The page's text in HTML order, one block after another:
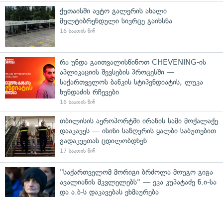
ქუთაისში ავტო გალერის ახალი
მულტიბრენდული სივრცე გაიხსნა
16 საათის წინ
რა უნდა გაითვალისწინოთ CHEVENING-ის
აპლიკაციის შევსების პროცესში —
საქართველოს ბანკის სტიპენდიატის, ლუკა
ხუნდაძის რჩევები
16 საათის წინ
თბილისის აეროპორტში ირანის სამი მოქალაქე
დააკავეს — ისინი საზღვრის ყალბი საბუთებით
გადაკვეთას ცდილობდნენ
17 საათის წინ
"საქართველომ მორიგი ბრძოლა მოუგო გიგა
ავალიანის მკვლელებს" — ეკა კუპატაძე ნ.ი-სა
და ა.ბ-ს დაკავებას ეხმაურება